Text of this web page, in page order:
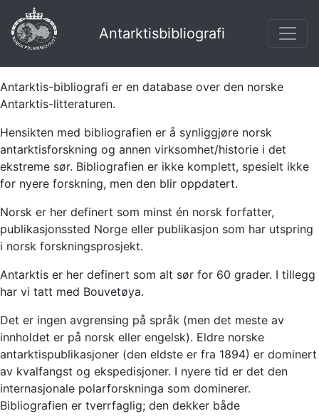
Antarktisbibliografi
Antarktis-bibliografi er en database over den norske
Antarktis-litteraturen.
Hensikten med bibliografien er å synliggjøre norsk
antarktisforskning og annen virksomhet/historie i det
ekstreme sør. Bibliografien er ikke komplett, spesielt ikke
for nyere forskning, men den blir oppdatert.
Norsk er her definert som minst én norsk forfatter,
publikasjonssted Norge eller publikasjon som har utspring
i norsk forskningsprosjekt.
Antarktis er her definert som alt sør for 60 grader. I tillegg
har vi tatt med Bouvetøya.
Det er ingen avgrensing på språk (men det meste av
innholdet er på norsk eller engelsk). Eldre norske
antarktispublikasjoner (den eldste er fra 1894) er dominert
av kvalfangst og ekspedisjoner. I nyere tid er det den
internasjonale polarforskninga som dominerer.
Bibliografien er tverrfaglig; den dekker både